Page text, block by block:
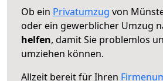
Ob ein Privatumzug von
oder ein gewerblicher Umzug
helfen, damit Sie problemlos
umziehen können.
Allzeit bereit für Ihren